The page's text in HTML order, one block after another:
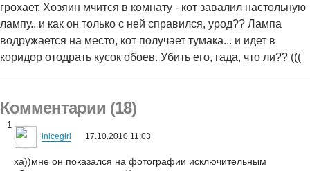
грохает. Хозяин мчится в комнату - кот завалил настольную
лампу.. и как он только с ней справился, урод?? Лампа
водружается на место, кот получает тумака... и идет в
коридор отодрать кусок обоев. Убить его, гада, что ли?? (((
Комментарии (18)
1
inicegirl 17.10.2010 11:03
ха))мне он показался на фотографии исключительным